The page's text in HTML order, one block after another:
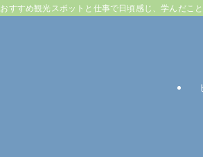
すすめ観光スポットと仕事で日頃感じ、学んだこと